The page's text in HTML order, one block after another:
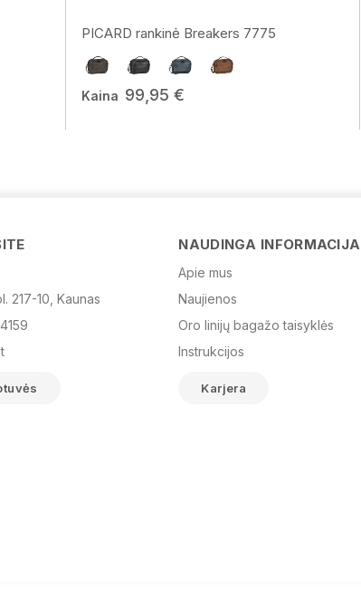
PICARD rankinė Breakers 7775
Kaina 99,95 €
217-10, Kaunas
NAUDINGA INFORMACIJA
Apie mus
Naujienos
Oro linijų bagažo taisyklės
Instrukcijos
Karjera